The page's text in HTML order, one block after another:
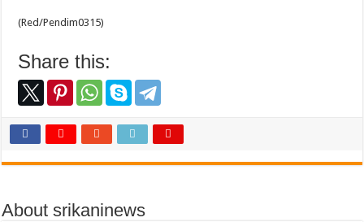
(Red/Pendim0315)
Share this:
About srikaninews